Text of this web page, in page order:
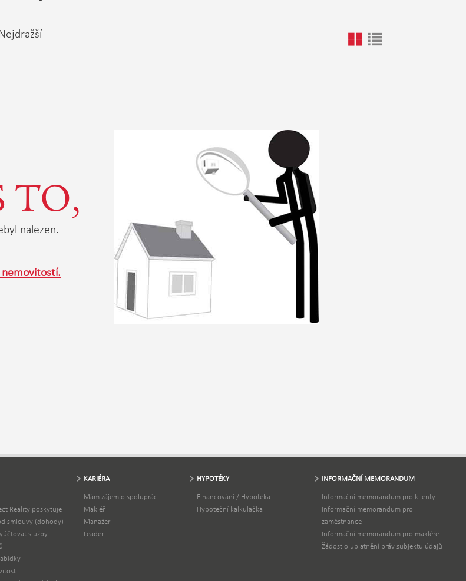
TO,
nalezen.
Reality poskytuje
smlouvy (dohody)
služby
KARIÉRA
Mám zájem o spolupráci
Makléř
Manažer
Leader
HYPOTÉKY
Financování / Hypotéka
Hypoteční kalkulačka
INFORMAČNÍ MEMORANDUM
Informační memorandum pro klienty
Informační memorandum pro
zaměstnance
Informační memorandum pro makléře
Žádost o uplatnění práv subjektu údajů